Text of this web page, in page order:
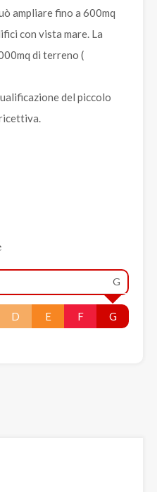
ampliare fino a 600mq
con vista mare. La
di terreno (
del piccolo
G
D E F G